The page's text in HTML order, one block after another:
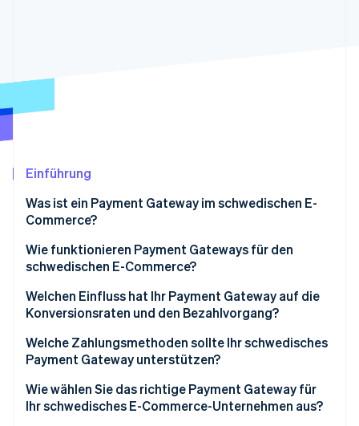
CO₂-Entnahme
Jetzt ansehen
Einführung
Was ist ein Payment Gateway im schwedischen E-
Commerce?
Wie funktionieren Payment Gateways für den
schwedischen E-Commerce?
Welchen Einfluss hat Ihr Payment Gateway auf die
Konversionsraten und den Bezahlvorgang?
Zahlungsmethoden
Bezahlvorgang
Nutzererfahrung
Welche Zahlungsmethoden sollte Ihr schwedisches
Payment Gateway unterstützen?
Kredit- und Debitkarten
Wie wählen Sie das richtige Payment Gateway für
Ihr schwedisches E-Commerce-Unternehmen aus?